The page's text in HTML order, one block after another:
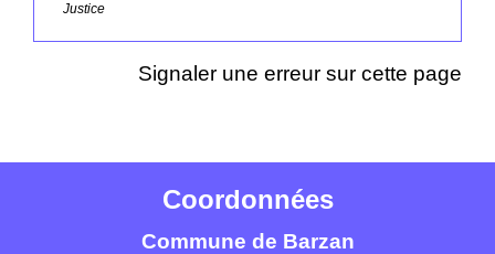
Justice
Signaler une erreur sur cette page
Coordonnées
Commune de Barzan